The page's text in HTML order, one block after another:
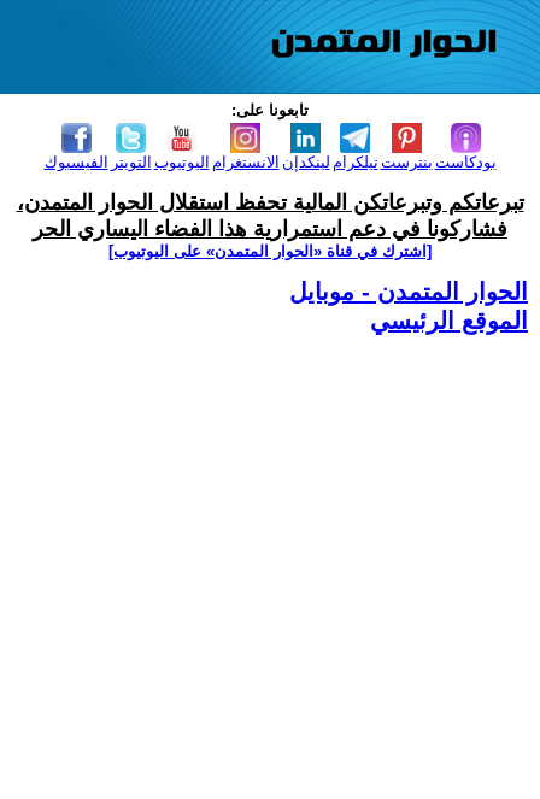
تابعونا على:
الفيسبوك التويتر اليوتيوب الانستغرام لينكدإن تيلكرامبنترست بودكاست
تبرعاتكم وتبرعاتكن المالية تحفظ استقلال الحوار المتمدن،
فشاركونا في دعم استمرارية هذا الفضاء اليساري الحر
[اشترك في قناة ‫«الحوار المتمدن» على اليوتيوب]
الحوار المتمدن - موبايل
الموقع الرئيسي